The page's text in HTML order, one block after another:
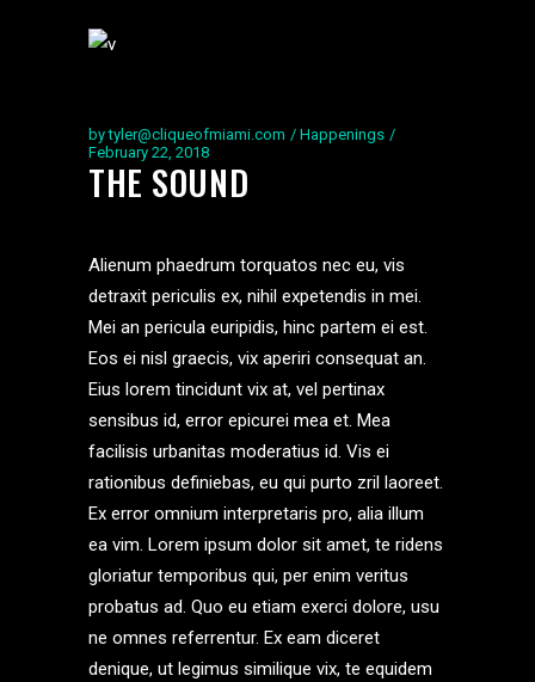
bytyler@cliqueofmiami.com
Happenings
February 22, 2018
THE SOUND
Alienum phaedrum torquatos nec eu, vis
detraxit periculis ex, nihil expetendis in mei.
Mei an pericula euripidis, hinc partem ei est.
Eos ei nisl graecis, vix aperiri consequat an.
Eius lorem tincidunt vix at, vel pertinax
sensibus id, error epicurei mea et. Mea
facilisis urbanitas moderatius id. Vis ei
rationibus definiebas, eu qui purto zril laoreet.
Ex error omnium interpretaris pro, alia illum
ea vim. Lorem ipsum dolor sit amet, te ridens
gloriatur temporibus qui, per enim veritus
probatus ad. Quo eu etiam exerci dolore, usu
ne omnes referrentur. Ex eam diceret
denique, ut legimus similique vix, te equidem